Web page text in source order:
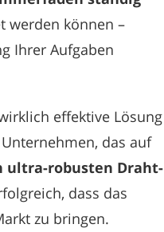
werden können –
Ihrer Aufgaben
effektive Lösung
das auf
ultra-robusten Draht-
dass das
zu bringen.